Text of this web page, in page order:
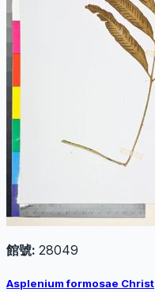
館號: 28049
Asplenium formosae Christ